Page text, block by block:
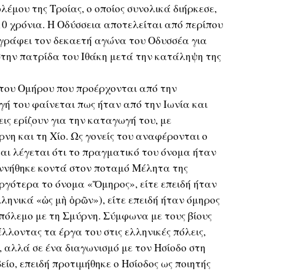
της Τροίας, ο οποίος συνολικά διήρκεσε,
χρόνια. Η Οδύσσεια αποτελείται από περίπου
τον δεκαετή αγώνα του Οδυσσέα για
πατρίδα του Ιθάκη μετά την κατάληψη της
Ομήρου που προέρχονται από την
του φαίνεται πως ήταν από την Ιωνία και
ερίζουν για την καταγωγή του, με
και τη Χίο. Ως γονείς του αναφέρονται ο
λέγεται ότι το πραγματικό του όνομα ήταν
κοντά στον ποταμό Μέλητα της
το όνομα «Ὅμηρος», είτε επειδή ήταν
«ὡς μὴ ὁρῶν»), είτε επειδή ήταν όμηρος
με τη Σμύρνη. Σύμφωνα με τους βίους
τα έργα του στις ελληνικές πόλεις,
σε ένα διαγωνισμό με τον Ησίοδο στη
επειδή προτιμήθηκε ο Ησίοδος ως ποιητής